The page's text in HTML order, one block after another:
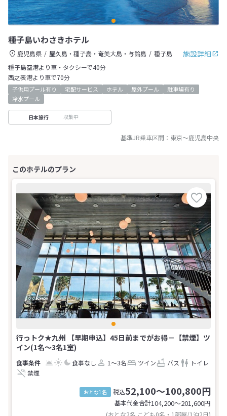
種子島いわさきホテル
施設詳細
鹿児島県 屋久島・種子島・奄美大島・与論島
種子島
種子島空港より車・タクシーで40分
西之表港より車で70分
子供用プール有り 宅配サービス ホテル 屋外プール
駐車場有り
冷水プール
日本旅行 収集中
基準JR乗車区間： 東京～鹿児島中央
行っトク★九州 【早期申込】45日前までがお得－【禁煙】ツ
イン(1名～3名1室)
食事なし 1～3名 ツイン バス
トイレ
禁煙
おとな1名 税込52,100～100,800円
基本代金合計104,200〜201,600円
(おとな2名 こども0名・1部屋/1泊2日)